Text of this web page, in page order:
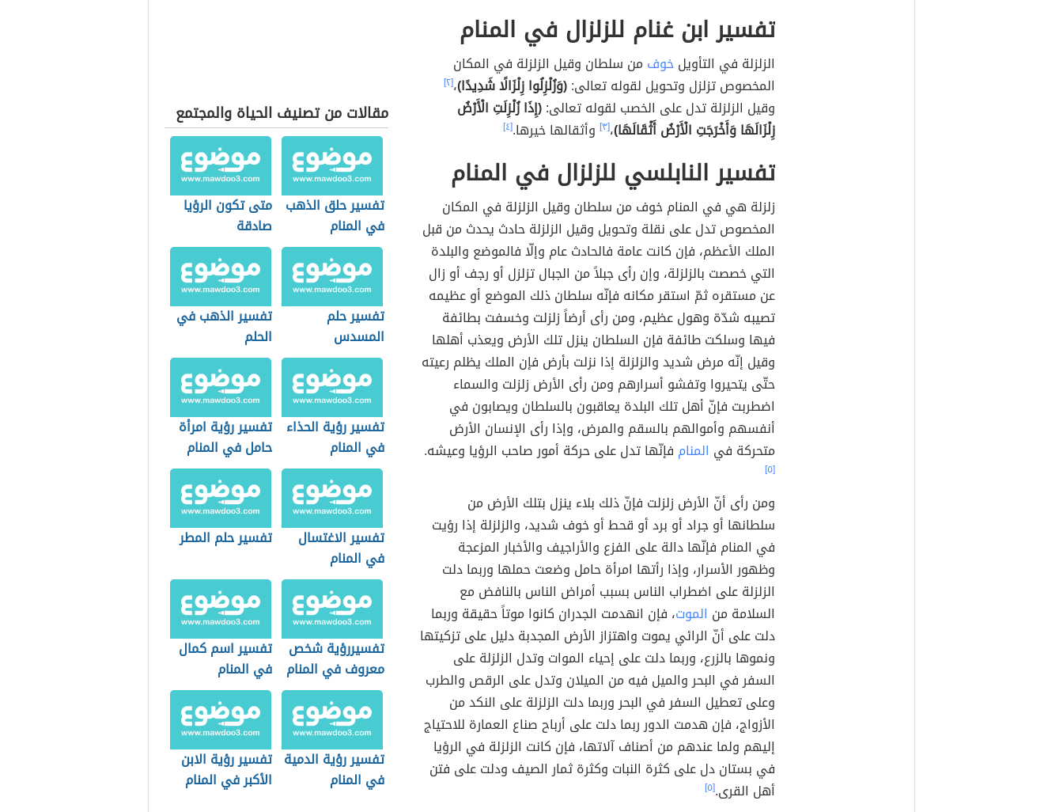
تفسير ابن غنام للزلزال في المنام
الزلزلة في التأويلخوف من سلطان وقيل الزلزلة في المكان
المخصوص تزلزل وتحويل لقوله تعالى:(وَزُلْزِلُوا زِلْزَالًا شَدِيدًا)،[٢]
وقيل الزلزلة تدل على الخصب لقوله تعالى:(إِذَا زُلْزِلَتِ الْأَرْضُ
زِلْزَالَهَا وَأَخْرَجَتِ الْأَرْضُ أَثْقَالَهَا)،[٣] وأثقالها خيرها.[٤]
تفسير النابلسي للزلزال في المنام
زلزلة هي في المنام خوف من سلطان وقيل الزلزلة في المكان
المخصوص تدل على نقلة وتحويل وقيل الزلزلة حادث يحدث من قبل
الملك الأعظم، فإن كانت عامة فالحادث عام وإلّا فالموضع والبلدة
التي خصصت بالزلزلة، وإن رأى جبلاً من الجبال تزلزل أو رجف أو زال
عن مستقره ثمّ استقر مكانه فإنّه سلطان ذلك الموضع أو عظيمه
تصيبه شدّة وهول عظيم، ومن رأى أرضاً زلزلت وخسفت بطائفة
فيها وسلكت طائفة فإن السلطان ينزل تلك الأرض ويعذب أهلها
وقيل إنّه مرض شديد والزلزلة إذا نزلت بأرض فإن الملك يظلم رعيته
حتّى يتحيروا وتفشو أسرارهم ومن رأى الأرض زلزلت والسماء
اضطربت فإنّ أهل تلك البلدة يعاقبون بالسلطان ويصابون في
أنفسهم وأموالهم بالسقم والمرض، وإذا رأى الإنسان الأرض
متحركة في المنام فإنّها تدل على حركة أمور صاحب الرؤيا وعيشه.
[٥]
ومن رأى أنّ الأرض زلزلت فإنّ ذلك بلاء ينزل بتلك الأرض من
سلطانها أو جراد أو برد أو قحط أو خوف شديد، والزلزلة إذا رؤيت
في المنام فإنّها دالة على الفزع والأراجيف والأخبار المزعجة
وظهور الأسرار، وإذا رأتها امرأة حامل وضعت حملها وربما دلت
الزلزلة على اضطراب الناس بسبب أمراض الناس بالنافض مع
السلامة من الموت، فإن انهدمت الجدران كانوا موتاً حقيقة وربما
دلت على أنّ الرائي يموت واهتزاز الأرض المجدبة دليل على تزكيتها
ونموها بالزرع، وربما دلت على إحياء الموات وتدل الزلزلة على
السفر في البحر والميل فيه من الميلان وتدل على الرقص والطرب
وعلى تعطيل السفر في البحر وربما دلت الزلزلة على النكد من
الأزواج، فإن هدمت الدور ربما دلت على أرباح صناع العمارة للاحتياج
إليهم ولما عندهم من أصناف آلاتها، فإن كانت الزلزلة في الرؤيا
في بستان دل على كثرة النبات وكثرة ثمار الصيف ودلت على فتن
أهل القرى.[٥]
مقالات من تصنيف الحياة والمجتمع
تفسير حلق الذهب
في المنام
متى تكون الرؤيا
صادقة
تفسير حلم
المسدس
تفسير الذهب في
الحلم
تفسير رؤية الحذاء
في المنام
تفسير رؤية امرأة
حامل في المنام
تفسير الاغتسال
في المنام
تفسير حلم المطر
تفسيررؤية شخص
معروف في المنام
تفسير اسم كمال
في المنام
تفسير رؤية الدمية
في المنام
تفسير رؤية الابن
الأكبر في المنام